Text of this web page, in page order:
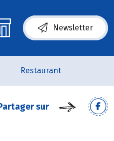
Newsletter
Restaurant
sur